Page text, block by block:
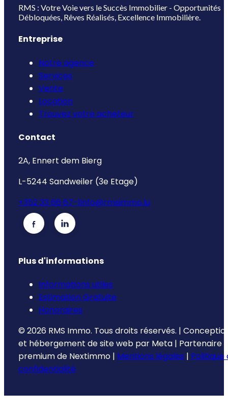
RMS : Votre Voie vers le Succès Immobilier - Opportunités
Débloquées, Rêves Réalisés, Excellence Immobilière.
Entreprise
Notre agence
Services
Vente
Location
Trouvez votre acheteur
Contact
2A, Ennert dem Bierg
L-5244 Sandweiler (3e Etage)
+352 33 66 67-1info@rmsimmo.lu
Plus d'informations
Informations utiles
Estimation Gratuite
Honoraires
© 2026 RMS Immo. Tous droits réservés. |
et hébergement de site web par Meta | Partenaire
premium de Nextimmo | Mentions légales | Politique
confidentialité